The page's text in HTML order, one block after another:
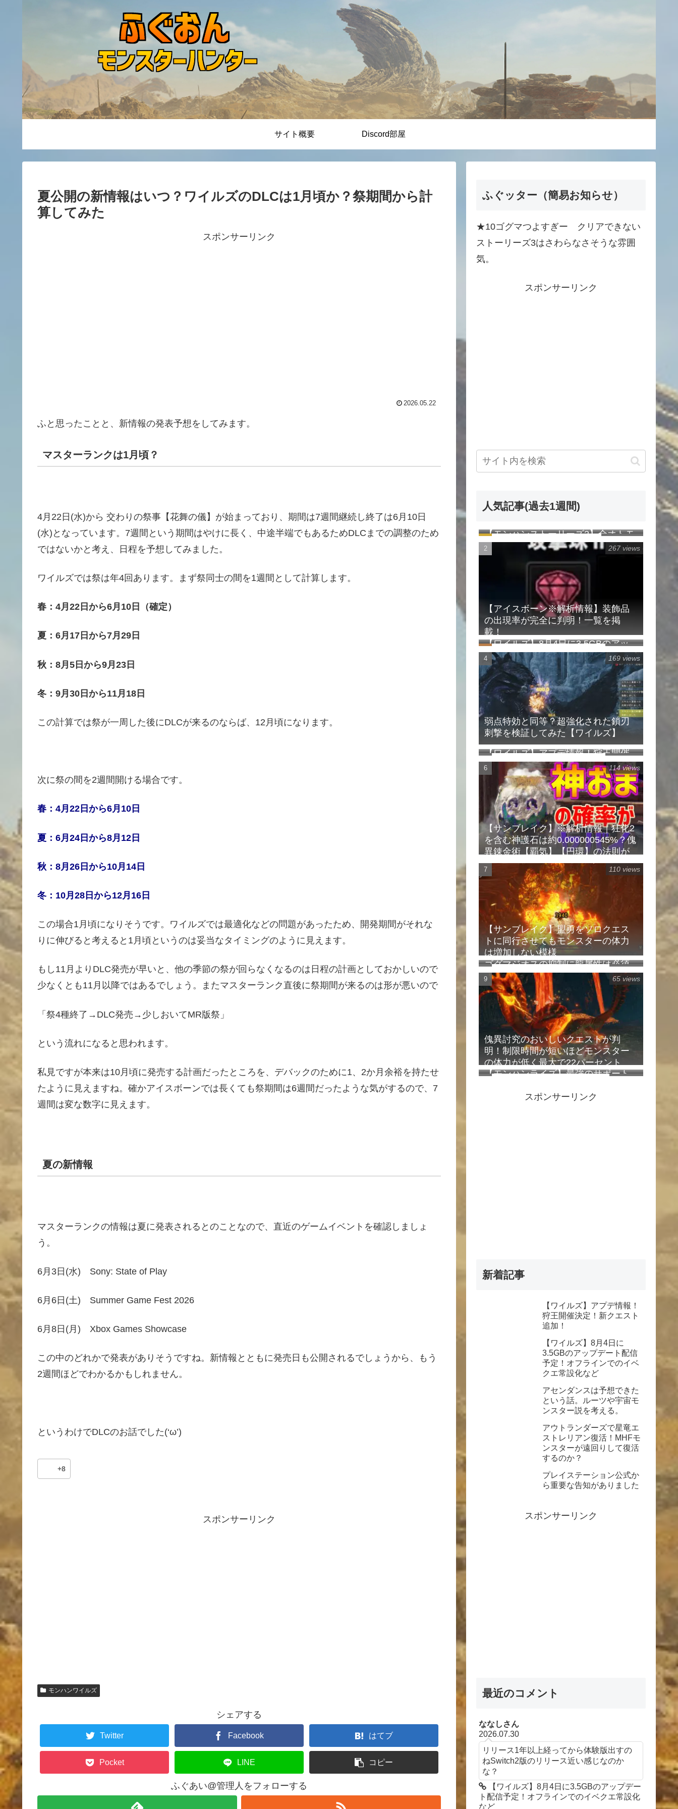
サイト概要 Discord部屋
夏公開の新情報はいつ？ワイルズのDLCは1月頃か？祭期間から計
算してみた
スポンサーリンク
2026.05.22
ふと思ったことと、新情報の発表予想をしてみます。
マスターランクは1月頃？
4月22日(水)から 交わりの祭事【花舞の儀】が始まっており、期間は7週間継続し終了は6月10日
(水)となっています。7週間という期間はやけに長く、中途半端でもあるためDLCまでの調整のため
ではないかと考え、日程を予想してみました。
ワイルズでは祭は年4回あります。まず祭同士の間を1週間として計算します。
春：4月22日から6月10日（確定）
夏：6月17日から7月29日
秋：8月5日から9月23日
冬：9月30日から11月18日
この計算では祭が一周した後にDLCが来るのならば、12月頃になります。
次に祭の間を2週間開ける場合です。
春：4月22日から6月10日
夏：6月24日から8月12日
秋：8月26日から10月14日
冬：10月28日から12月16日
この場合1月頃になりそうです。ワイルズでは最適化などの問題があったため、開発期間がそれな
りに伸びると考えると1月頃というのは妥当なタイミングのように見えます。
もし11月よりDLC発売が早いと、他の季節の祭が回らなくなるのは日程の計画としておかしいので
少なくとも11月以降ではあるでしょう。またマスターランク直後に祭期間が来るのは形が悪いので
「祭4種終了→DLC発売→少しおいてMR版祭」
という流れになると思われます。
私見ですが本来は10月頃に発売する計画だったところを、デバックのために1、2か月余裕を持たせ
たように見えますね。確かアイスボーンでは長くても祭期間は6週間だったような気がするので、7
週間は変な数字に見えます。
夏の新情報
マスターランクの情報は夏に発表されるとのことなので、直近のゲームイベントを確認しましょ
う。
6月3日(水) Sony: State of Play
6月6日(土) Summer Game Fest 2026
6月8日(月) Xbox Games Showcase
この中のどれかで発表がありそうですね。新情報とともに発売日も公開されるでしょうから、もう
2週間ほどでわかるかもしれません。
というわけでDLCのお話でした(‘ω’)
+8
スポンサーリンク
モンハンワイルズ
シェアする
Twitter Facebook はてブ
Pocket LINE コピー
ふぐあい@管理人をフォローする
ふぐッター（簡易お知らせ）
★10ゴグマつよすぎー クリアできない
ストーリーズ3はさわらなさそうな雰囲
気。
スポンサーリンク
人気記事(過去1週間)
【モンハンストーリーズ2】全オトモ
ンの卵の見た目一覧表（早見表）
【アイスボーン※解析情報】装飾品
の出現率が完全に判明！一覧を掲
載！
267 views
【ワイルズ】8月4日に3.5GBのアッ
プデート配信予定！オフラインでの
イベクエ常設化など
弱点特効と同等？超強化された鎖刃
刺撃を検証してみた【ワイルズ】
169 views
【ワイルズ】アプデ情報！狩王開催
決定！新クエスト追加！
【サンブレイク】※解析情報｜狂化2
を含む神護石は約0.000000545%？傀
異錬金術【覇気】【円環】の法則が
判明しました
114 views
【サンブレイク】盟勇をソロクエス
トに同行させてもモンスターの体力
は増加しない模様
110 views
ゴグマジオスの抑制に龍属性は必須
ではなかったらしい【ワイルズ】
傀異討究のおいしいクエストが判
明！制限時間が短いほどモンスター
の体力が低く最大で22パーセント
減！その他お得な情報も
65 views
【モンハンライズ】最強のサポート
頻度も調べてみた！
スポンサーリンク
新着記事
【ワイルズ】アプデ情報！
狩王開催決定！新クエスト
追加！
【ワイルズ】8月4日に
3.5GBのアップデート配信
予定！オフラインでのイベ
クエ常設化など
アセンダンスは予想できた
という話。ルーツや宇宙モ
ンスター説を考える。
アウトランダーズで星竜エ
ストレリアン復活！MHFモ
ンスターが遠回りして復活
するのか？
プレイステーション公式か
ら重要な告知がありました
スポンサーリンク
最近のコメント
ななしさん
2026.07.30
リリース1年以上経ってから体験版出すの
ねSwitch2版のリリース近い感じなのか
な？
【ワイルズ】8月4日に3.5GBのアップデー
ト配信予定！オフラインでのイベクエ常設化
など